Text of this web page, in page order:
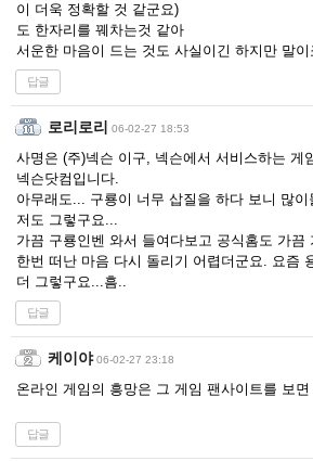
이 더욱 정확할 것 같군요)
도 한자리를 꿰차는것 같아
서운한 마음이 드는 것도 사실이긴 하지만 말
답글
로리로리 06-02-27 18:53
사명은 (주)넥슨 이구, 넥슨에서 서비스하는 게
넥슨닷컴입니다.
아무래도... 구룡이 너무 삽질을 하다 보니 많
저도 그렇구요...
가끔 구룡인벤 와서 들여다보고 공식홈도 가끔
한번 떠난 마음 다시 돌리기 어렵더군요. 요즘
더 그렇구요...흠..
답글
케이야 06-02-27 23:18
온라인 게임의 흥망은 그 게임 팬사이트를 보
답글